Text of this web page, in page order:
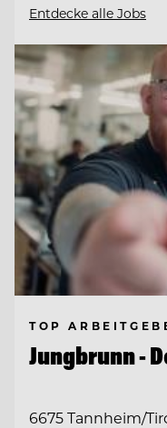
Entdecke alle Jobs
TOP
Jungbrunn -
6675 Tannheim/